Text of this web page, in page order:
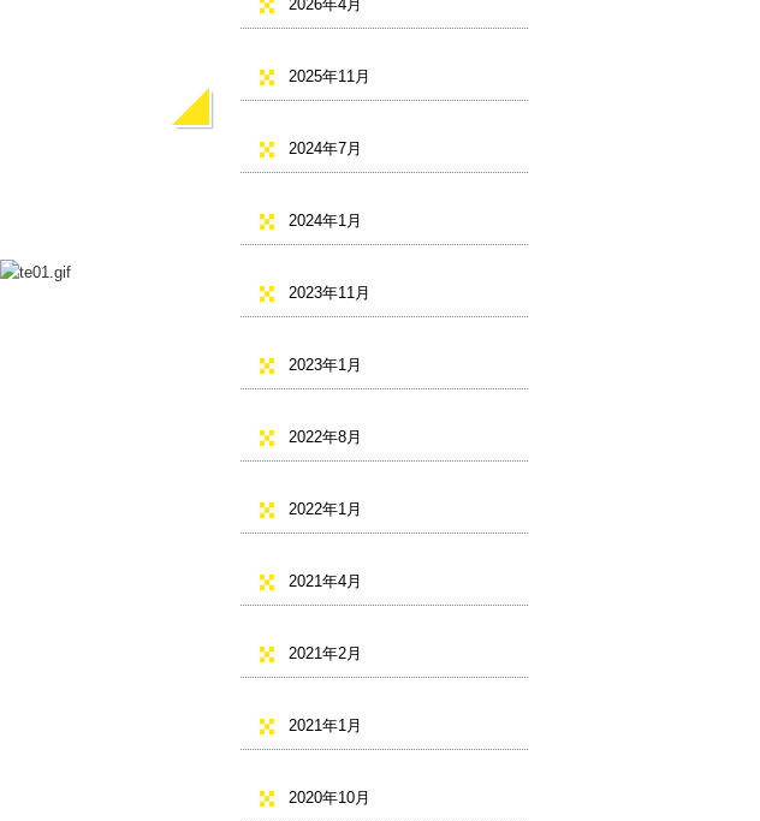
2026年4月
2025年11月
2024年7月
2024年1月
2023年11月
2023年1月
2022年8月
2022年1月
2021年4月
2021年2月
2021年1月
2020年10月